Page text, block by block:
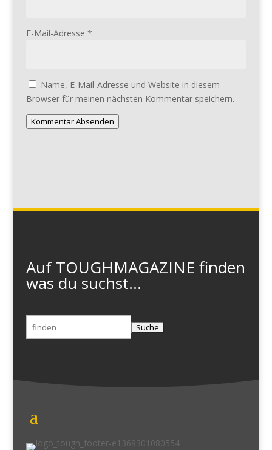
E-Mail-Adresse *
Name, E-Mail-Adresse und Website in diesem
Browser für meinen nächsten Kommentar speichern.
Kommentar Absenden
Auf TOUGHMAGAZINE finden
was du suchst...
Suchen
nach: